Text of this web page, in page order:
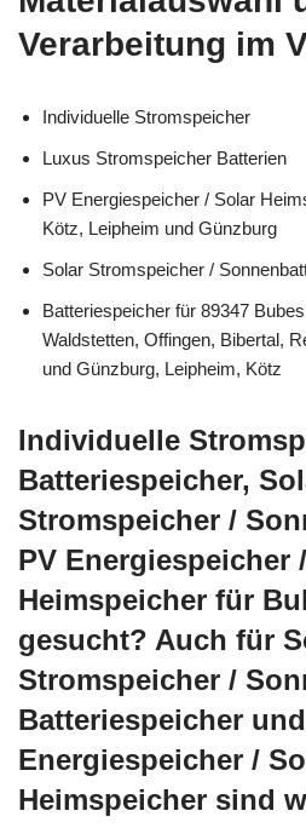
Verarbeitung im
Individuelle Stromspeicher
Luxus Stromspeicher Batterien
PV Energiespeicher / Solar
Kötz, Leipheim und Günzburg
Solar Stromspeicher /
Batteriespeicher für 89347
Waldstetten, Offingen, Bibertal,
und Günzburg, Leipheim, Kötz
Individuelle
Batteriespeicher,
Stromspeicher /
PV Energiespeicher
Heimspeicher für
gesucht? Auch für
Stromspeicher /
Batteriespeicher
Energiespeicher /
Heimspeicher sind